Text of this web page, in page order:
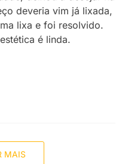
deveria vim já lixada,
lixa e foi resolvido.
é linda.
MAIS